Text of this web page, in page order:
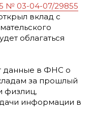
№ 03-04-07/29855
вклад с
облагаться
данные в ФНС о
за прошлый
физлиц,
информации в